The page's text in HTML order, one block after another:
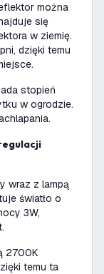
można
się
w ziemię.
dzięki temu
stopień
w ogrodzie.
wraz z lampą
światło o
3W,
2700K
temu ta